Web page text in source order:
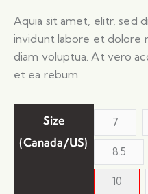
Aquia sit amet, elitr, sed
invidunt labore et dolore
diam voluptua. At vero
et ea rebum.
Size
(Canada/US)
7
8.5
10